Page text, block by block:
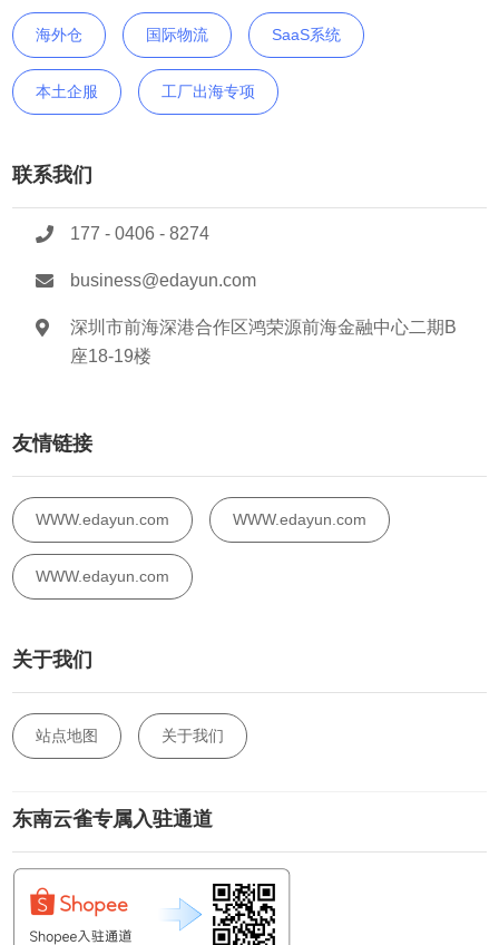
海外仓 国际物流 SaaS系统
本土企服 工厂出海专项
联系我们
177 - 0406 - 8274
business@edayun.com
深圳市前海深港合作区鸿荣源前海金融中心二期B
座18-19楼
友情链接
WWW.edayun.com WWW.edayun.com
WWW.edayun.com
关于我们
站点地图 关于我们
东南云雀专属入驻通道